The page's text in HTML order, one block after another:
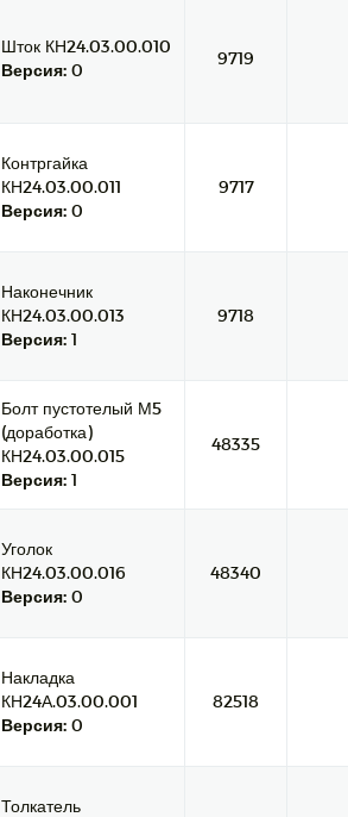
Шток КН24.03.00.010
Версия: 0
9719
Контргайка
КН24.03.00.011
Версия: 0
9717
Наконечник
КН24.03.00.013
Версия: 1
9718
Болт пустотелый М5
(доработка)
КН24.03.00.015
Версия: 1
48335
Уголок
КН24.03.00.016
Версия: 0
48340
Накладка
КН24А.03.00.001
Версия: 0
82518
Толкатель